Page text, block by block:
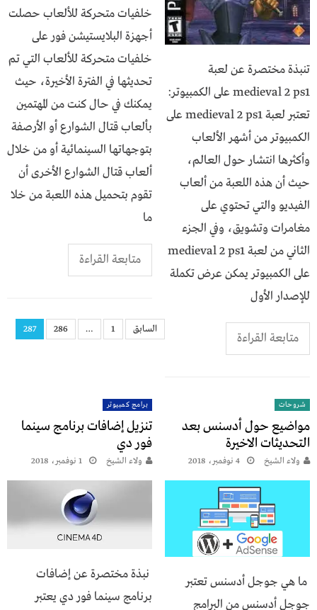
تنبذة مختصرة عن لعبة
medieval 2 ps1 على الكمبيوتر:
تعتبر لعبة medieval 2 ps1 على
الكمبيوتر من أشهر الألعاب
وأكثرها انتشار حول العالم،
حيث أن هذه اللعبة من ألعاب
الفيديو والتي تحتوي على
مغامرات وتشويق، وفي الجزء
الثاني من لعبة medieval 2 ps1
على الكمبيوتر يمكن عرض تكملة
للإصدار الأول
متابعة القراءة
خلفيات متحركة للألعاب حصلت
أجهزة البلايستيشن فور على
خلفيات متحركة للألعاب التي تم
تحديثها في الفترة الأخيرة، حيث
يمكنك في حال كنت من المهتمين
بألعاب قتال الشوارع أو الأرصفة
بتوجهاتها السينمائية أو من خلال
ألعاب قتال الشوارع الأخرى أن
تقوم بتحميل هذه اللعبة من خلا
ما
متابعة القراءة
شروحات
مواضيع حول أدسنس بعد
التحديثات الاخيرة
ولاء الشيخ 4 نوفمبر، 2018
ما هي جوجل أدسنس تعتبر
جوجل أدسنس من البرامج
برامج كمبيوتر
تنزيل إضافات برنامج سينما
فور دي
ولاء الشيخ 1 نوفمبر، 2018
نبذة مختصرة عن إضافات
برنامج سينما فور دي يعتبر
السابق 1
…
286
287